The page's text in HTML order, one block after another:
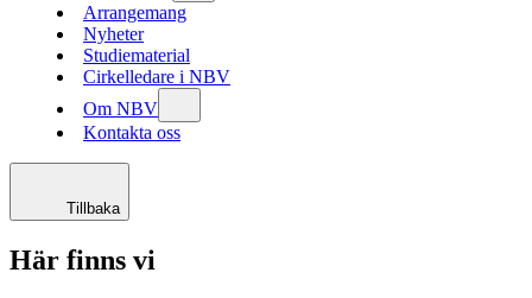
Arrangemang
Nyheter
Studiematerial
Cirkelledare i NBV
Om NBV
Kontakta oss
Tillbaka
Här finns vi